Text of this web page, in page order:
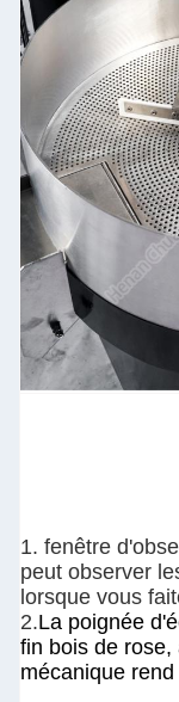
1. fenêtre
peut observer
lorsque vous
2.La poignée
fin bois de rose,
mécanique